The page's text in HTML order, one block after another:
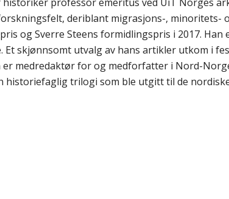
deriblant migrasjons-, minoritets-
og Sverre Steens formidlingspris i 2017.
skjønnsomt utvalg av hans artikler utkom i
medredaktør for og medforfatter i Nord-
historiefaglig trilogi som ble utgitt til de